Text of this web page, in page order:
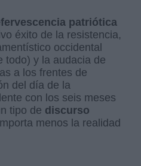
patriótica
éxito de la resistencia,
occidental
todo) y la audacia de
a los frentes de
del día de la
con los seis meses
tipo de discurso
menos la realidad